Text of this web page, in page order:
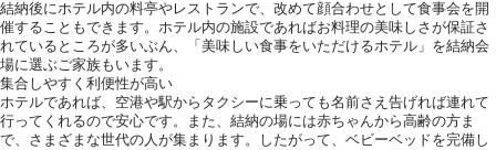
結納後にホテル内の料亭やレストランで、改めて顔合わせとして食事会を開
催することもできます。ホテル内の施設であればお料理の美味しさが保証さ
れているところが多いぶん、「美味しい食事をいただけるホテル」を結納会
場に選ぶご家族もいます。
集合しやすく利便性が高い
ホテルであれば、空港や駅からタクシーに乗っても名前さえ告げれば連れて
行ってくれるので安心です。また、結納の場には赤ちゃんから高齢の方ま
で、さまざまな世代の人が集まります。したがって、ベビーベッドを完備し